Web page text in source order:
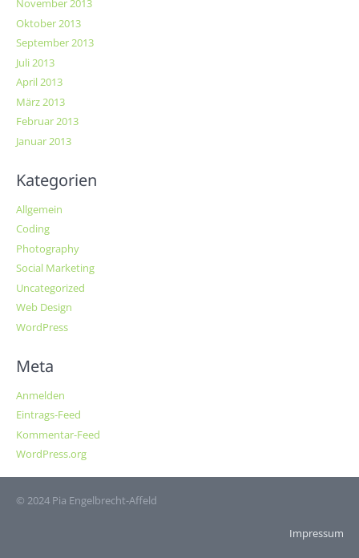
November 2013
Oktober 2013
September 2013
Juli 2013
April 2013
März 2013
Februar 2013
Januar 2013
Kategorien
Allgemein
Coding
Photography
Social Marketing
Uncategorized
Web Design
WordPress
Meta
Anmelden
Eintrags-Feed
Kommentar-Feed
WordPress.org
© 2024 Pia Engelbrecht-Affeld
Impressum